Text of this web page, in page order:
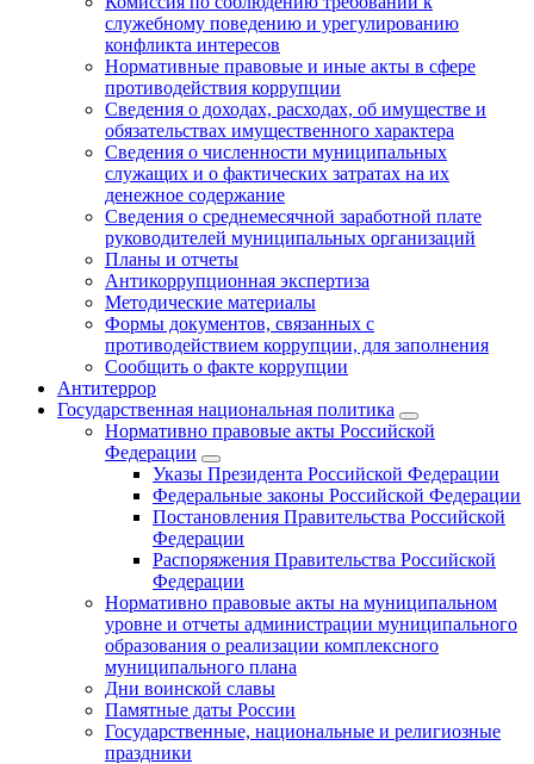
служебному поведению и урегулированию
конфликта интересов
Нормативные правовые и иные акты в сфере
противодействия коррупции
Сведения о доходах, расходах, об имуществе и
обязательствах имущественного характера
Сведения о численности муниципальных
служащих и о фактических затратах на их
денежное содержание
Сведения о среднемесячной заработной плате
руководителей муниципальных организаций
Планы и отчеты
Антикоррупционная экспертиза
Методические материалы
Формы документов, связанных с
противодействием коррупции, для заполнения
Сообщить о факте коррупции
Антитеррор
Государственная национальная политика
Нормативно правовые акты Российской
Федерации
Указы Президента Российской Федерации
Федеральные законы Российской Федерации
Постановления Правительства Российской
Федерации
Распоряжения Правительства Российской
Федерации
Нормативно правовые акты на муниципальном
уровне и отчеты администрации муниципального
образования о реализации комплексного
муниципального плана
Дни воинской славы
Памятные даты России
Государственные, национальные и религиозные
праздники